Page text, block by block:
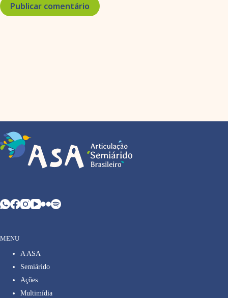
Publicar comentário
MENU
A ASA
Semiárido
Ações
Multimídia